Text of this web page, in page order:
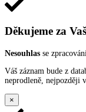
Děkujeme za
Nesouhlas se
Váš záznam bude z
neprodleně, nejpozději
×